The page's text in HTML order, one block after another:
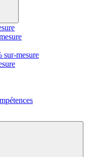
sur-mesure